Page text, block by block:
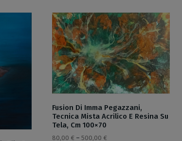
Fusion Di Imma Pegazzani,
Tecnica Mista Acrilico E Resina Su
Tela, Cm 100×70
80,00 € – 500,00 €